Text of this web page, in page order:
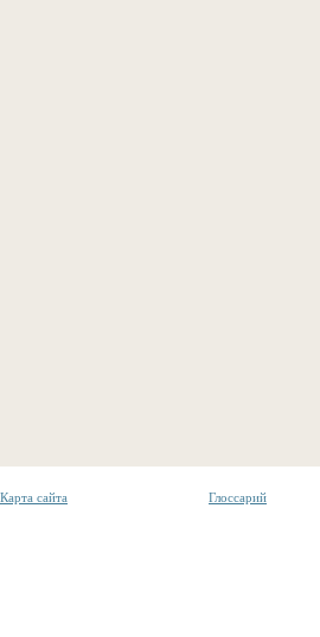
Карта сайта Глоссарий